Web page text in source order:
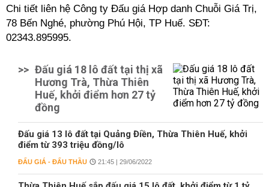
Chi tiết liên hệ Công ty Đấu giá Hợp danh Chuỗi Giá Trị,
78 Bến Nghé, phường Phú Hội, TP Huế. SĐT:
02343.895995.
>> Đấu giá 18 lô đất tại thị xã
Hương Trà, Thừa Thiên
Huế, khởi điểm hơn 27 tỷ
đồng
Đấu giá 13 lô đất tại Quảng Điền, Thừa Thiên Huế, khởi
điểm từ 393 triệu đồng/lô
ĐẤU GIÁ - ĐẤU THẦU 21:45 | 29/06/2022